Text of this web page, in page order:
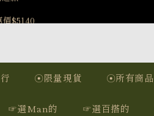
享福利
$5140 ☉限量現貨 ☉所有商品
☞選Man的 ☞選百搭的